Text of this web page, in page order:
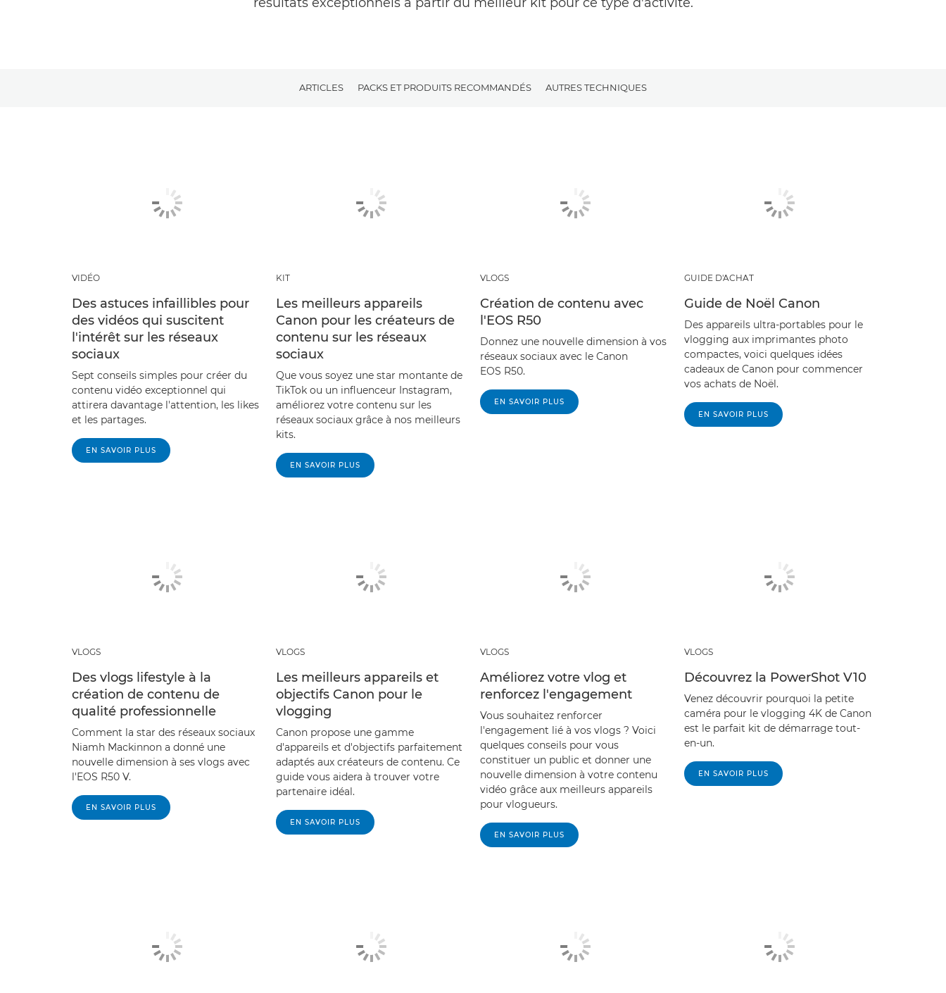
ARTICLES PACKS ET PRODUITS RECOMMANDÉS AUTRES TECHNIQUES
VIDÉO
Des astuces infaillibles pour
des vidéos qui suscitent
l'intérêt sur les réseaux
sociaux
Sept conseils simples pour créer du
contenu vidéo exceptionnel qui
attirera davantage l'attention, les likes
et les partages.
EN SAVOIR PLUS
KIT
Les meilleurs appareils
Canon pour les créateurs de
contenu sur les réseaux
sociaux
Que vous soyez une star montante de
TikTok ou un influenceur Instagram,
améliorez votre contenu sur les
réseaux sociaux grâce à nos meilleurs
kits.
EN SAVOIR PLUS
VLOGS
Création de contenu avec
l'EOS R50
Donnez une nouvelle dimension à vos
réseaux sociaux avec le Canon
EOS R50.
EN SAVOIR PLUS
GUIDE D'ACHAT
Guide de Noël Canon
Des appareils ultra-portables pour le
vlogging aux imprimantes photo
compactes, voici quelques idées
cadeaux de Canon pour commencer
vos achats de Noël.
EN SAVOIR PLUS
VLOGS
Des vlogs lifestyle à la
création de contenu de
qualité professionnelle
Comment la star des réseaux sociaux
Niamh Mackinnon a donné une
nouvelle dimension à ses vlogs avec
l'EOS R50 V.
EN SAVOIR PLUS
VLOGS
Les meilleurs appareils et
objectifs Canon pour le
vlogging
Canon propose une gamme
d'appareils et d'objectifs parfaitement
adaptés aux créateurs de contenu. Ce
guide vous aidera à trouver votre
partenaire idéal.
EN SAVOIR PLUS
VLOGS
Améliorez votre vlog et
renforcez l'engagement
Vous souhaitez renforcer
l'engagement lié à vos vlogs ? Voici
quelques conseils pour vous
constituer un public et donner une
nouvelle dimension à votre contenu
vidéo grâce aux meilleurs appareils
pour vlogueurs.
EN SAVOIR PLUS
VLOGS
Découvrez la PowerShot V10
Venez découvrir pourquoi la petite
caméra pour le vlogging 4K de Canon
est le parfait kit de démarrage tout-
en-un.
EN SAVOIR PLUS